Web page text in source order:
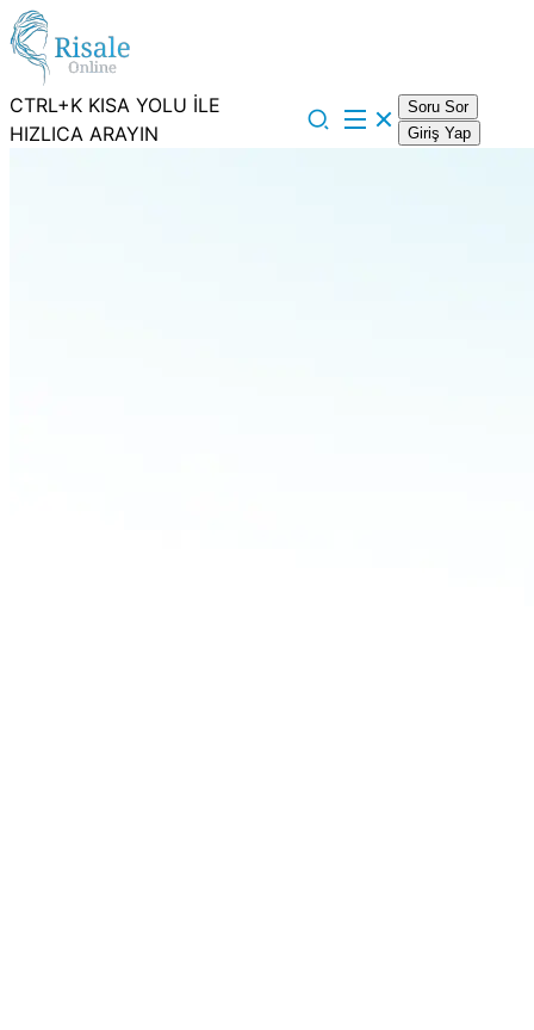
CTRL+K KISA YOLU İLE
HIZLICA ARAYIN
Soru Sor
Giriş Yap